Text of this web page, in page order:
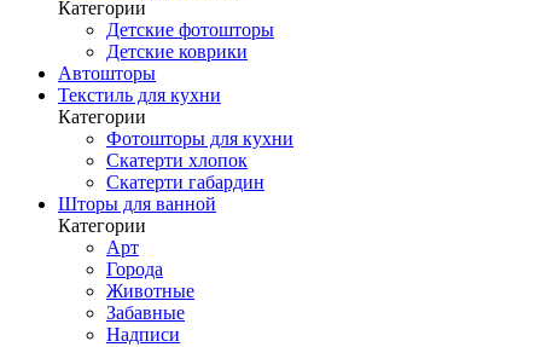
Категории
Детские фотошторы
Детские коврики
Автошторы
Текстиль для кухни
Категории
Фотошторы для кухни
Скатерти хлопок
Скатерти габардин
Шторы для ванной
Категории
Арт
Города
Животные
Забавные
Надписи